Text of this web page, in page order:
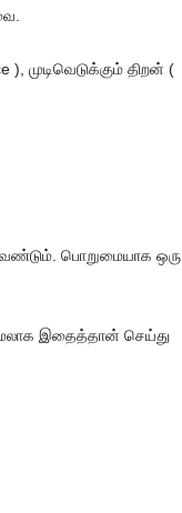
முடிவெடுக்கும் திறன் (
பொறுமையாக ஒரு
இதைத்தான் செய்து